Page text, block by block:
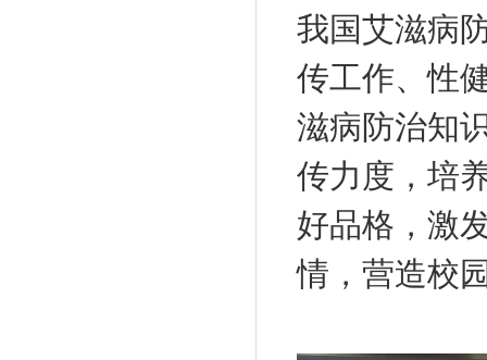
我国艾滋病
传工作、性
滋病防治知
传力度，培
好品格，激
情，营造校